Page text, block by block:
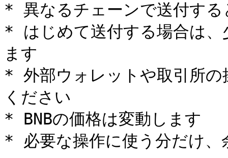
* 異なるチェーンで送付する
* はじめて送付する場合は、
ます
* 外部ウォレットや取引所の
ください
* BNBの価格は変動します
* 必要な操作に使う分だけ、